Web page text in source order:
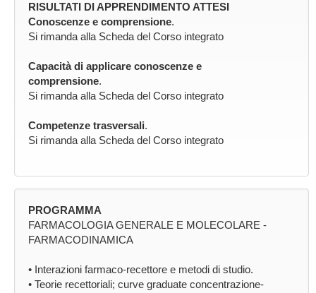
RISULTATI DI APPRENDIMENTO ATTESI
Conoscenze e comprensione.
Si rimanda alla Scheda del Corso integrato
Capacità di applicare conoscenze e
comprensione.
Si rimanda alla Scheda del Corso integrato
Competenze trasversali.
Si rimanda alla Scheda del Corso integrato
PROGRAMMA
FARMACOLOGIA GENERALE E MOLECOLARE -
FARMACODINAMICA
• Interazioni farmaco-recettore e metodi di studio.
• Teorie recettoriali; curve graduate concentrazione-